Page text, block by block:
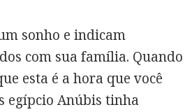
sonho e indicam
com sua família. Quando
esta é a hora que você
egípcio Anúbis tinha